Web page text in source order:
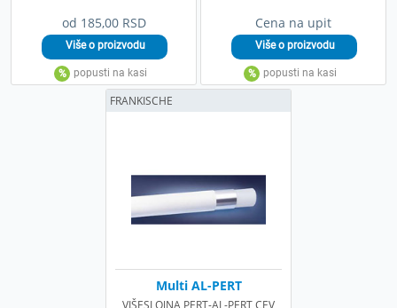
od 185,00 RSD Cena na upit
Multi AL-PERT
VIŠESLOJNA PERT-AL-PERT CEV
FRANKISCHE